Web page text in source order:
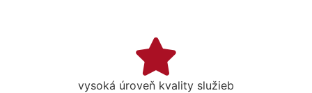
vysoká úroveň kvality služieb